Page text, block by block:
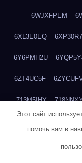
6WJXFPEM
6XL3E0EQ
6Y6PMH2U
6ZT4UC5F
713M5IHY
Этот сайт
помочь вам в